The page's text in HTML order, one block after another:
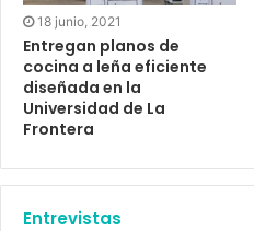
18 junio, 2021
Entregan planos de
cocina a leña eficiente
diseñada en la
Universidad de La
Frontera
Entrevistas